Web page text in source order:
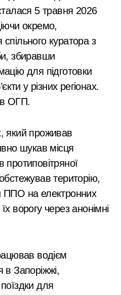
5 травня 2026
окремо,
куратора з
збиравши
для підготовки
у різних регіонах.
в ОГП.
який проживав
шукав місця
протиповітряної
територію,
ППО на електронних
ворогу через анонімні
водієм
в Запоріжжі,
для